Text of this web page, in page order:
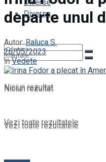
Diverse
Niciun rezultat
Vezi toate rezultatele
Diverse
Niciun rezultat
Vezi toate rezultatele
departe unul
Autor: Raluca S.
26/05/2023
în Vedete